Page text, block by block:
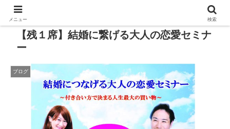
【残１席】結婚に繋げる大人の恋愛セミナ
ー
ブログ
メニュー 検索